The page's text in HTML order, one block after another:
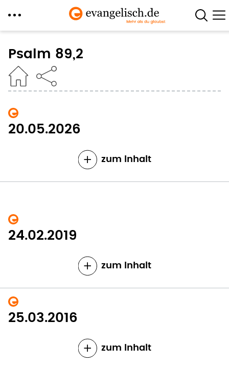
zum
Inhalt
Psalm 89,2
20.05.2026
zum Inhalt
24.02.2019
zum Inhalt
25.03.2016
zum Inhalt